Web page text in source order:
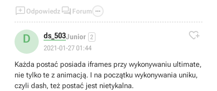
Odpowiedz  Forum 
D ds_503Junior 2
2021-01-27 01:44

Każda postać posiada iframes przy wykonywaniu ultimate,
nie tylko te z animacją. I na początku wykonywania uniku,
czyli dash, też postać jest nietykalna.